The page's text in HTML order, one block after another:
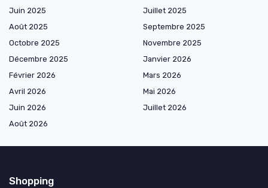
Juin 2025
Juillet 2025
Août 2025
Septembre 2025
Octobre 2025
Novembre 2025
Décembre 2025
Janvier 2026
Février 2026
Mars 2026
Avril 2026
Mai 2026
Juin 2026
Juillet 2026
Août 2026
Shopping